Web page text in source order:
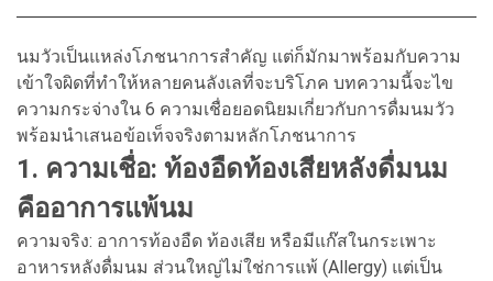
นมวัวเป็นแหล่งโภชนาการสำคัญ แต่ก็มักมาพร้อมกับความ
เข้าใจผิดที่ทำให้หลายคนลังเลที่จะบริโภค บทความนี้จะไข
ความกระจ่างใน 6 ความเชื่อยอดนิยมเกี่ยวกับการดื่มนมวัว
พร้อมนำเสนอข้อเท็จจริงตามหลักโภชนาการ
1. ความเชื่อ: ท้องอืดท้องเสียหลังดื่มนม
คืออาการแพ้นม
ความจริง: อาการท้องอืด ท้องเสีย หรือมีแก๊สในกระเพาะ
อาหารหลังดื่มนม ส่วนใหญ่ไม่ใช่การแพ้ (Allergy) แต่เป็น